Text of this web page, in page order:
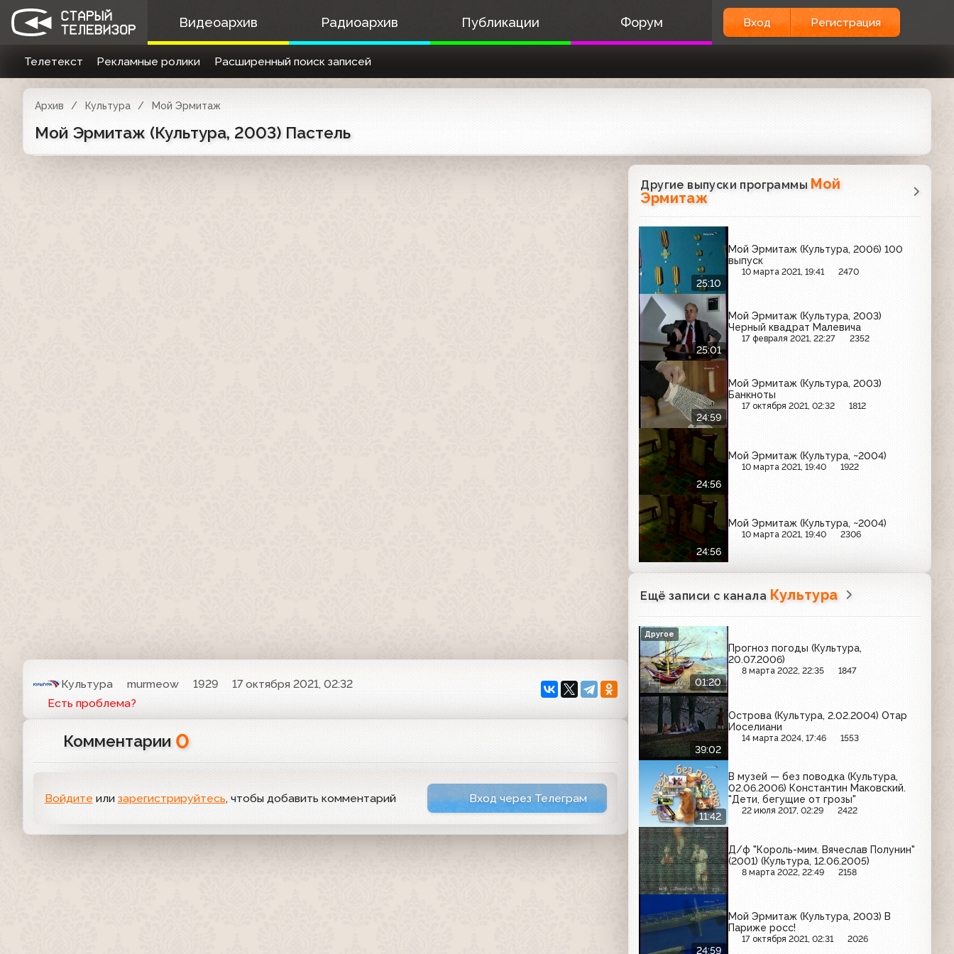
Видеоархив Радиоархив Публикации Форум Вход Регистрация
Телетекст Рекламные ролики Расширенный поиск записей
Архив Культура Мой Эрмитаж
Мой Эрмитаж (Культура, 2003) Пастель
Культура murmeow 1929
17 октября 2021, 02:32
Есть проблема?
Комментарии 0
Войдите или зарегистрируйтесь, чтобы добавить комментарий Вход через Телеграм
Другие выпуски программы Мой
Эрмитаж
25:10
Мой Эрмитаж (Культура, 2006) 100
выпуск
10 марта 2021, 19:41 2470
25:01
Мой Эрмитаж (Культура, 2003)
Черный квадрат Малевича
17 февраля 2021, 22:27 2352
24:59
Мой Эрмитаж (Культура, 2003)
Банкноты
17 октября 2021, 02:32 1812
24:56
Мой Эрмитаж (Культура, ~2004)
10 марта 2021, 19:40 1922
24:56
Мой Эрмитаж (Культура, ~2004)
10 марта 2021, 19:40 2306
Ещё записи с канала Культура
01:20
Прогноз погоды (Культура,
20.07.2006)
8 марта 2022, 22:35 1847
Другое
39:02
Острова (Культура, 2.02.2004) Отар
Иоселиани
14 марта 2024, 17:46 1553
11:42
В музей — без поводка (Культура,
02.06.2006) Константин Маковский.
"Дети, бегущие от грозы"
22 июля 2017, 02:29 2422
Д/ф "Король-мим. Вячеслав Полунин"
(2001) (Культура, 12.06.2005)
8 марта 2022, 22:49 2158
24:59
Мой Эрмитаж (Культура, 2003) В
Париже росс!
17 октября 2021, 02:31 2026